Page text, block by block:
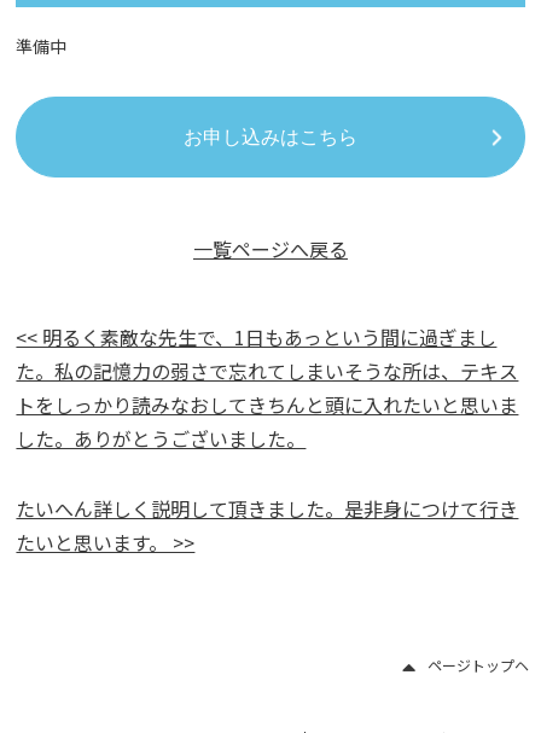
準備中
お申し込みはこちら
一覧ページへ戻る
<< 明るく素敵な先生で、1日もあっという間に過ぎまし
た。私の記憶力の弱さで忘れてしまいそうな所は、テキス
トをしっかり読みなおしてきちんと頭に入れたいと思いま
した。ありがとうございました。
たいへん詳しく説明して頂きました。是非身につけて行き
たいと思います。 >>
ページトップヘ